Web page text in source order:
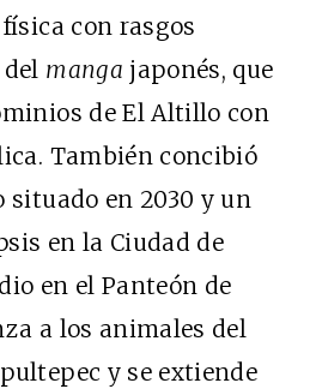
con rasgos
manga japonés, que
de El Altillo con
También concibió
situado en 2030 y un
en la Ciudad de
en el Panteón de
a los animales del
y se extiende